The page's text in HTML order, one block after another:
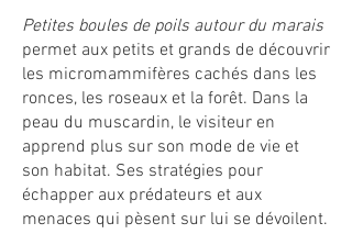
Petites boules de poils autour du marais
permet aux petits et grands de découvrir
les micromammifères cachés dans les
ronces, les roseaux et la forêt. Dans la
peau du muscardin, le visiteur en
apprend plus sur son mode de vie et
son habitat. Ses stratégies pour
échapper aux prédateurs et aux
menaces qui pèsent sur lui se dévoilent.